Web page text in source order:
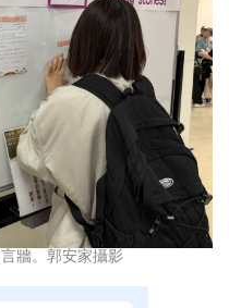
牆。郭安家攝影